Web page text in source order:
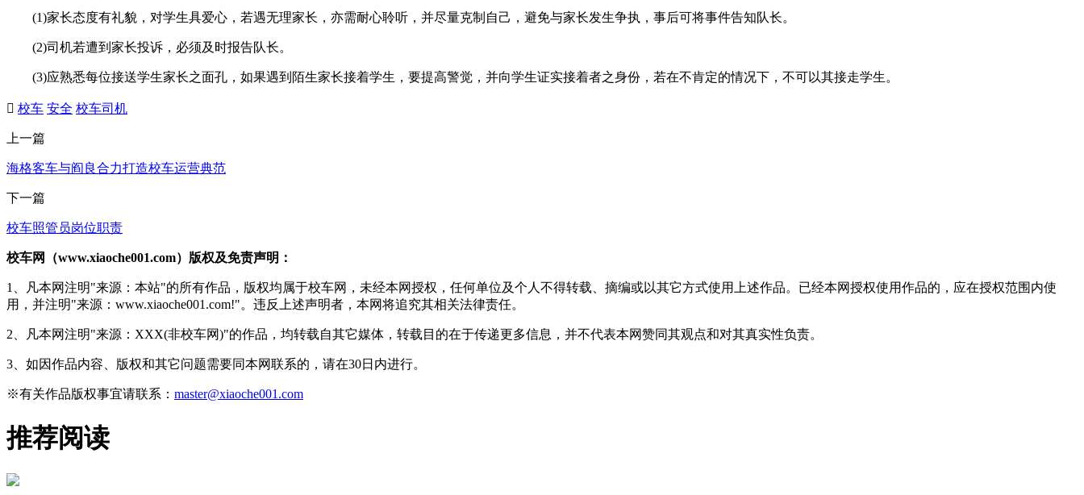
(1)家长态度有礼貌，对学生具爱心，若遇无理家长，亦需耐心聆听，并尽量克制自己，避免与家长发生争执，事后可将事件告知队长。
(2)司机若遭到家长投诉，必须及时报告队长。
(3)应熟悉每位接送学生家长之面孔，如果遇到陌生家长接着学生，要提高警觉，并向学生证实接着者之身份，若在不肯定的情况下，不可以其接走学生。
 校车 安全 校车司机
上一篇
海格客车与阎良合力打造校车运营典范
下一篇
校车照管员岗位职责
校车网（www.xiaoche001.com）版权及免责声明：
1、凡本网注明"来源：本站"的所有作品，版权均属于校车网，未经本网授权，任何单位及个人不得转载、摘编或以其它方式使用上述作品。已经本网授权使用作品的，应在授权范围内使
用，并注明"来源：www.xiaoche001.com!"。违反上述声明者，本网将追究其相关法律责任。
2、凡本网注明"来源：XXX(非校车网)"的作品，均转载自其它媒体，转载目的在于传递更多信息，并不代表本网赞同其观点和对其真实性负责。
3、如因作品内容、版权和其它问题需要同本网联系的，请在30日内进行。
※有关作品版权事宜请联系： master@xiaoche001.com
推荐阅读